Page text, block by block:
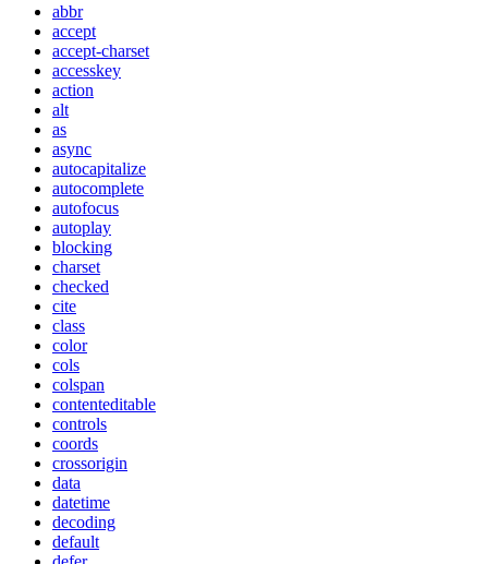
abbr
accept
accept-charset
accesskey
action
alt
as
async
autocapitalize
autocomplete
autofocus
autoplay
blocking
charset
checked
cite
class
color
cols
colspan
contenteditable
controls
coords
crossorigin
data
datetime
decoding
default